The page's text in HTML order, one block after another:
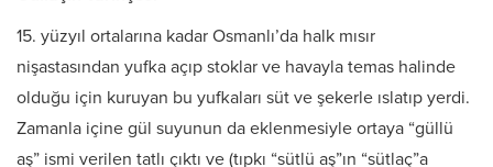
15. yüzyıl ortalarına kadar Osmanlı’da halk mısır
nişastasından yufka açıp stoklar ve havayla temas halinde
olduğu için kuruyan bu yufkaları süt ve şekerle ıslatıp yerdi.
Zamanla içine gül suyunun da eklenmesiyle ortaya “güllü
aş” ismi verilen tatlı çıktı ve (tıpkı “sütlü aş”ın “sütlaç”a